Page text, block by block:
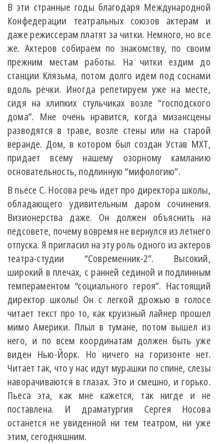
В эти странные годы благодаря Международной
Конфедерации театральных союзов актерам и
даже режиссерам платят за читки. Немного, но все
же. Актеров собираем по знакомству, по своим
прежним местам работы. На читки ездим до
станции Клязьма, потом долго идем под соснами
вдоль речки. Иногда репетируем уже на месте,
сидя на хлипких стульчиках возле “господского
дома”. Мне очень нравится, когда мизансцены
разводятся в траве, возле стены или на старой
веранде. Дом, в котором был создан Устав МХТ,
придает всему нашему озорному камланию
основательность, подлинную “мифологию”.
В пьесе С. Носова речь идет про директора школы,
обладающего удивительным даром сочинения.
Визионерства даже. Он должен объяснить на
педсовете, почему вовремя не вернулся из летнего
отпуска. Я пригласил на эту роль одного из актеров
театра-студии “Современник-2”. Высокий,
широкий в плечах, с ранней сединой и подлинным
темпераментом “социального героя”. Настоящий
директор школы! Он с легкой дрожью в голосе
читает текст про то, как круизный лайнер прошел
мимо Америки. Плыл в тумане, потом вышел из
него, и по всем координатам должен быть уже
виден Нью-Йорк. Но ничего на горизонте нет.
Читает так, что у нас идут мурашки по спине, слезы
наворачиваются в глазах. Это и смешно, и горько.
Пьеса эта, как мне кажется, так нигде и не
поставлена. И драматургия Сергея Носова
останется не увиденной ни тем театром, ни уже
этим, сегодняшним.